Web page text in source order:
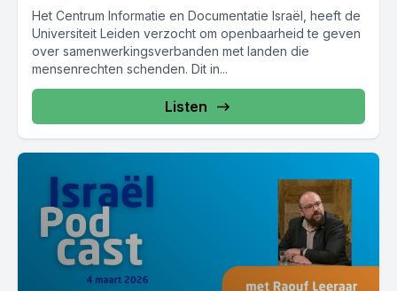
Het Centrum Informatie en Documentatie Israël, heeft de
Universiteit Leiden verzocht om openbaarheid te geven
over samenwerkingsverbanden met landen die
mensenrechten schenden. Dit in...
Listen